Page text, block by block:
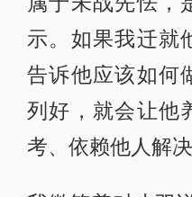
示。如果我迁就
告诉他应该如何
列好，就会让他
考、依赖他人解